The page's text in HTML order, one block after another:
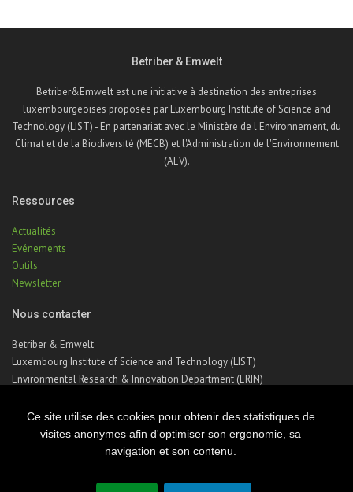
Ce site utilise des cookies pour obtenir des statistiques de
visites anonymes afin d'optimiser son ergonomie, sa
navigation et son contenu.
Betriber & Emwelt
Betriber&Emwelt est une initiative à destination des entreprises
luxembourgeoises proposée par Luxembourg Institute of Science and
Technology (LIST) - En partenariat avec le Ministère de l'Environnement, du
Climat et de la Biodiversité (MECB) et l'Administration de l'Environnement
(AEV).
Ressources
Actualités
Evénements
Outils
Newsletter
Nous contacter
Betriber & Emwelt
Luxembourg Institute of Science and Technology (LIST)
Environmental Research & Innovation Department (ERIN)
Téléphone : +352 275 888 – 1
Email :betriber-emwelt@list.lu
© Copyright 2026 Luxembourg Institute of Science & Technology - LIST